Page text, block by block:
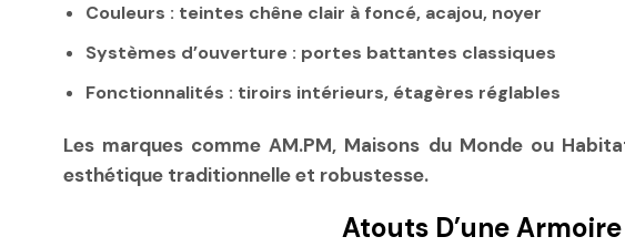
Couleurs : teintes chêne clair à foncé, acajou, noyer
Systèmes d’ouverture : portes battantes classiques
Fonctionnalités : tiroirs intérieurs, étagères réglables
Les marques comme AM.PM, Maisons du Monde ou
esthétique traditionnelle et robustesse.
Atouts D’une